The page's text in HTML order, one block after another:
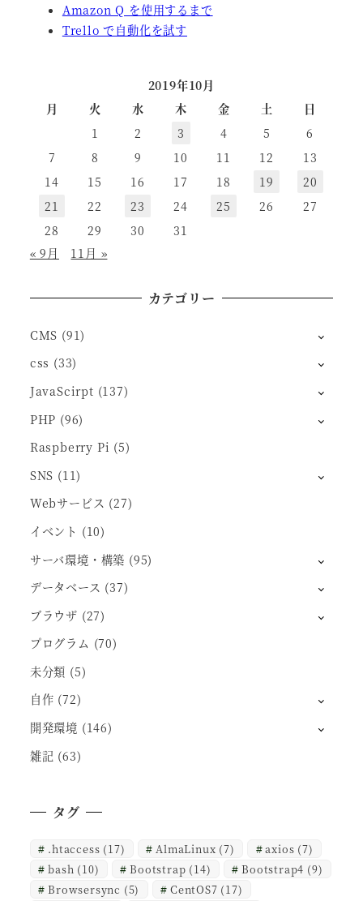
Amazon Q を使用するまで
Trello で自動化を試す
2019年10月
月
火 水 木 金 土
日
1
2 3 4 5
6
7
8 9 10 11 12
13
14
15 16 17 18 19
20
21
22 23 24 25 26
27
28
29 30
31
« 9月
11月 »
カテゴリー
CMS (91)
css (33)
JavaScirpt (137)
PHP (96)
Raspberry Pi (5)
SNS (11)
Webサービス (27)
イベント (10)
サーバ環境・構築 (95)
データベース (37)
ブラウザ (27)
プログラム (70)
未分類 (5)
自作 (72)
開発環境 (146)
雑記 (63)
タグ
.htaccess (17) AlmaLinux (7) axios (7)
bash (10) Bootstrap (14) Bootstrap4 (9)
Browsersync (5) CentOS7 (17)